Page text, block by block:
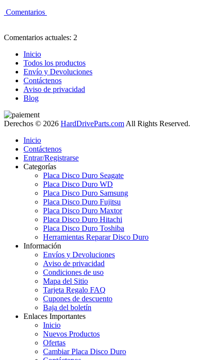
Comentarios
Comentarios actuales: 2
Inicio
Todos los productos
Envío y Devoluciones
Contáctenos
Aviso de privacidad
Blog
Derechos © 2026 HardDriveParts.com All Rights Reserved.
Inicio
Contáctenos
Entrar/Registrarse
Categorías
Placa Disco Duro Seagate
Placa Disco Duro WD
Placa Disco Duro Samsung
Placa Disco Duro Fujitsu
Placa Disco Duro Maxtor
Placa Disco Duro Hitachi
Placa Disco Duro Toshiba
Herramientas Reparar Disco Duro
Información
Envíos y Devoluciones
Aviso de privacidad
Condiciones de uso
Mapa del Sitio
Tarjeta Regalo FAQ
Cupones de descuento
Baja del boletín
Enlaces Importantes
Inicio
Nuevos Productos
Ofertas
Cambiar Placa Disco Duro